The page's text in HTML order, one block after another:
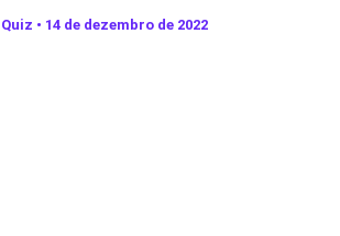
• 14 de dezembro de 2022